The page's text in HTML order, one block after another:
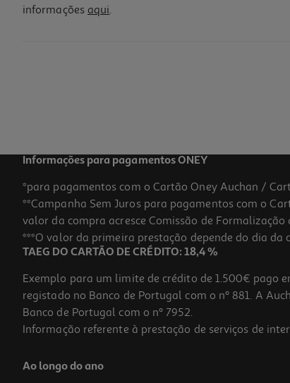
informações aqui.
Informações para pagamentos ONEY
*para pagamentos com o Cartão Oney Auchan /
**Campanha Sem Juros para pagamentos com o
valor da compra acresce Comissão de
***O valor da primeira prestação depende do dia da
TAEG DO CARTÃO DE CRÉDITO: 18,4 %
Exemplo para um limite de crédito de 1.500€ pago
registado no Banco de Portugal com o nº 881. A
Banco de Portugal com o nº 7952.
Informação referente à prestação de serviços de
Ao longo do ano